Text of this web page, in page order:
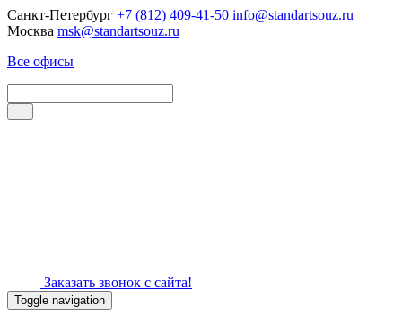
Санкт-Петербург +7 (812) 409-41-50 info@standartsouz.ru
Москва msk@standartsouz.ru
Все офисы
Заказать звонок с сайта!
Toggle navigation